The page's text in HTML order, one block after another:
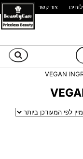
צור קשר